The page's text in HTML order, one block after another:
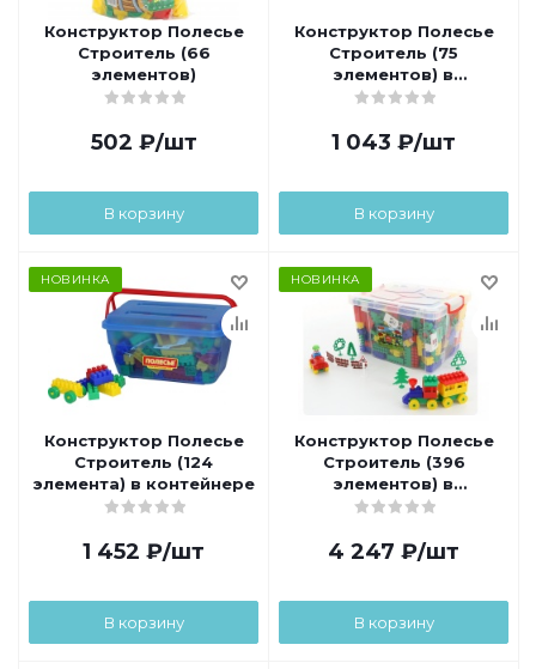
Конструктор Полесье
Строитель (66
элементов)
502 ₽/шт
В корзину
Конструктор Полесье
Строитель (75
элементов) в
контейнере
1 043 ₽/шт
В корзину
НОВИНКА
Конструктор Полесье
Строитель (124
элемента) в контейнере
1 452 ₽/шт
В корзину
НОВИНКА
Конструктор Полесье
Строитель (396
элементов) в
контейнере
4 247 ₽/шт
В корзину